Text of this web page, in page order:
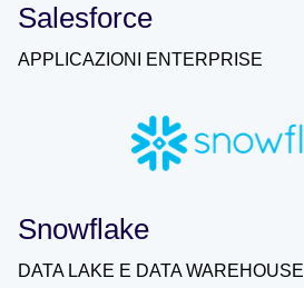
Salesforce
APPLICAZIONI ENTERPRISE
Snowflake
DATA LAKE E DATA WAREHOUSE